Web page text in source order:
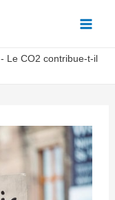
- Le CO2 contribue-t-il